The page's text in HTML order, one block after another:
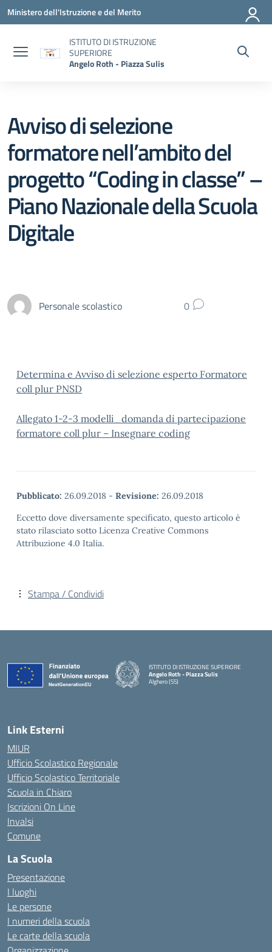
Vai ai contenuti
Vai al menu di navigazione
Vai al footer
Ministero dell'Istruzione e del Merito
ISTITUTO DI ISTRUZIONE
SUPERIORE
Angelo Roth - Piazza Sulis
Avviso di selezione
formatore nell’ambito del
progetto “Coding in classe” –
Piano Nazionale della Scuola
Digitale
Personale scolastico 0
Determina e Avviso di selezione esperto Formatore
coll plur PNSD
Allegato 1-2-3 modelli_domanda di partecipazione
formatore coll plur – Insegnare coding
Pubblicato: 26.09.2018 - Revisione: 26.09.2018
Eccetto dove diversamente specificato, questo articolo è
stato rilasciato sotto Licenza Creative Commons
Attribuzione 4.0 Italia.
Stampa / Condividi
ISTITUTO DI ISTRUZIONE SUPERIORE
Angelo Roth - Piazza Sulis
Alghero (SS)
— Visita la pagina iniziale della scuola
Link Esterni
MIUR
Ufficio Scolastico Regionale
Ufficio Scolastico Territoriale
Scuola in Chiaro
Iscrizioni On Line
Invalsi
Comune
La Scuola
Presentazione
I luoghi
Le persone
I numeri della scuola
Le carte della scuola